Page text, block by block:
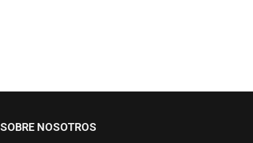
SOBRE NOSOTROS